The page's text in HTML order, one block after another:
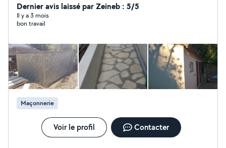
Dernier avis laissé par Zeineb : 5/5
Il y a 3 mois
bon travail
Maçonnerie
Voir le profil Contacter